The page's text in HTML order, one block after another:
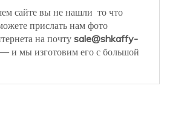
сайте вы не нашли то что
прислать нам фото
на почту sale@shkaffy-
— и мы изготовим его с большой